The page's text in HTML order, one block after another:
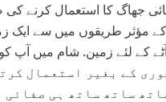
جھاگ کا استعمال
مؤثر طریقوں میں سے ایک
کے بغیر استعمال
ساتھ ساتھ ہی